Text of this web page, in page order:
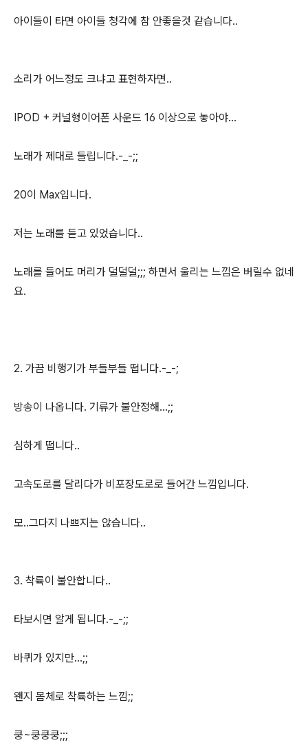
아이들이 타면 아이들 청각에 참 안좋을것 같습니다..
소리가 어느정도 크냐고 표현하자면..
IPOD + 커널형이어폰 사운드 16 이상으로 놓아야...
노래가 제대로 들립니다.-_-;;
20이 Max입니다.
저는 노래를 듣고 있었습니다..
노래를 들어도 머리가 덜덜덜;;; 하면서 울리는 느낌은 버릴수 없네
요.
2. 가끔 비행기가 부들부들 떱니다.-_-;
방송이 나옵니다. 기류가 불안정해...;;
심하게 떱니다..
고속도로를 달리다가 비포장도로로 들어간 느낌입니다.
모..그다지 나쁘지는 않습니다..
3. 착륙이 불안합니다..
타보시면 알게 됩니다.-_-;;
바퀴가 있지만...;;
왠지 몸체로 착륙하는 느낌;;
쿵~쿵쿵쿵;;;